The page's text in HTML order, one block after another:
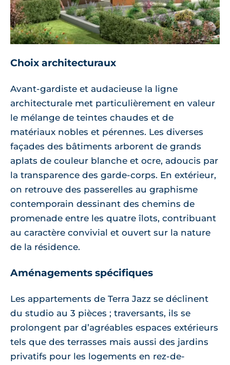
Choix architecturaux
Avant-gardiste et audacieuse la ligne
architecturale met particulièrement en valeur
le mélange de teintes chaudes et de
matériaux nobles et pérennes. Les diverses
façades des bâtiments arborent de grands
aplats de couleur blanche et ocre, adoucis par
la transparence des garde-corps. En extérieur,
on retrouve des passerelles au graphisme
contemporain dessinant des chemins de
promenade entre les quatre îlots, contribuant
au caractère convivial et ouvert sur la nature
de la résidence.
Aménagements spécifiques
Les appartements de Terra Jazz se déclinent
du studio au 3 pièces ; traversants, ils se
prolongent par d’agréables espaces extérieurs
tels que des terrasses mais aussi des jardins
privatifs pour les logements en rez-de-